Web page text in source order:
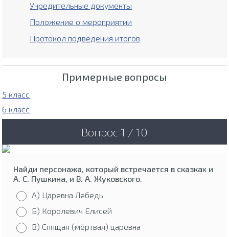
Учредительные документы
Положение о мероприятии
Протокол подведения итогов
Примерные вопросы
5 класс
6 класс
Вопрос 1 / 10
Найди персонажа, который встречается в сказках и
А. С. Пушкина, и В. А. Жуковского.
А) Царевна Лебедь
Б) Королевич Елисей
В) Спящая (мёртвая) царевна